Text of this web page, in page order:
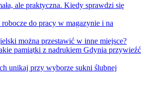
ale praktyczna. Kiedy sprawdzi się
do pracy w magazynie i na
można przestawić w inne miejsce?
pamiątki z nadrukiem Gdynia przywieźć
unikaj przy wyborze sukni ślubnej